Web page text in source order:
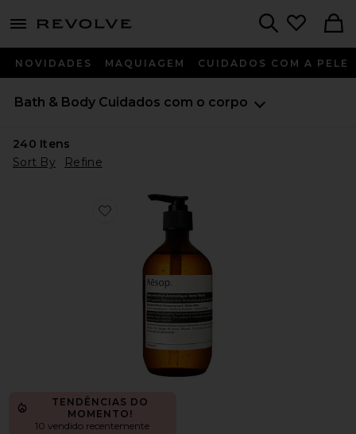
menu - shows more content
NOVIDADES MAQUIAGEM CUIDADOS COM A PELE
Bath & Body Cuidados com o corpo
240 Itens
Sort By
Refine
Favorite Resurrection Aromatique Hand Wash
TENDÊNCIAS DO
MOMENTO!
10 vendido recentemente